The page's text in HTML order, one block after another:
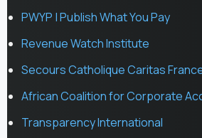
PWYP | Publish What You Pay
Revenue Watch Institute
Secours Catholique Caritas
African Coalition for Corporate
Transparency International